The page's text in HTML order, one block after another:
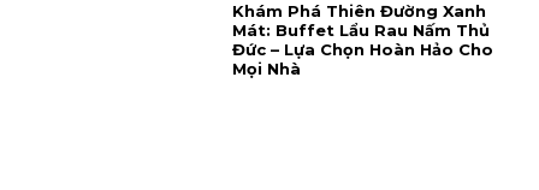
Khám Phá Thiên Đường Xanh
Mát: Buffet Lẩu Rau Nấm Thủ
Đức – Lựa Chọn Hoàn Hảo Cho
Mọi Nhà